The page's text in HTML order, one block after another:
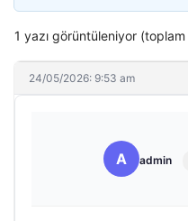
1 yazı görüntüleniyor (toplam
24/05/2026: 9:53 am
A admin